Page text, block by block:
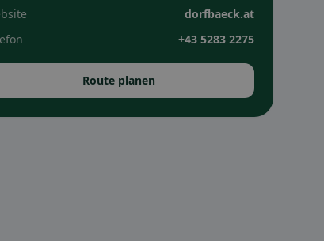
dorfbaeck.at
+43 5283 2275
Route planen